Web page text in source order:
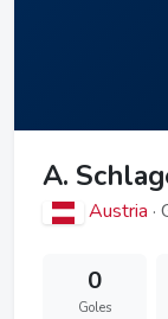
A.
Austria ·
0
Goles